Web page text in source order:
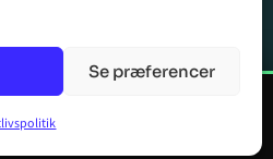
Se præferencer